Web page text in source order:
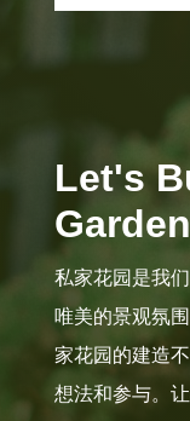
Let's
私家花园是我
唯美的景观氛
家花园的建造
想法和参与。